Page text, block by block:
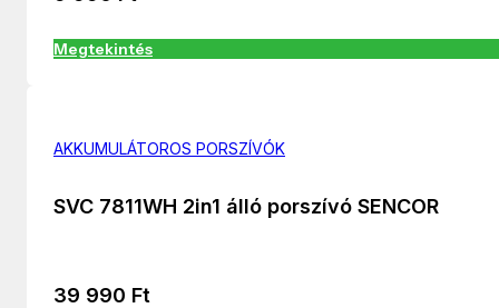
Megtekintés
AKKUMULÁTOROS PORSZÍVÓK
SVC 7811WH 2in1 álló porszívó SENCOR
39 990 Ft